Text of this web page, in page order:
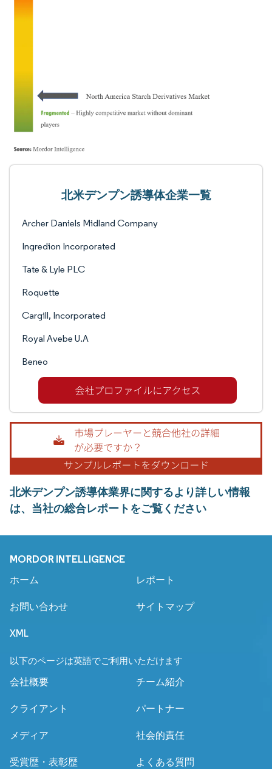
北米デンプン誘導体企業一覧
Archer Daniels Midland Company
Ingredion Incorporated
Tate & Lyle PLC
Roquette
Cargill, Incorporated
Royal Avebe U.A
Beneo
北米デンプン誘導体業界に関するより詳しい情報
は、当社の総合レポートをご覧ください
MORDOR INTELLIGENCE
ホーム レポート
お問い合わせ サイトマップ
XML
以下のページは英語でご利用いただけます
会社概要 チーム紹介
クライアント パートナー
メディア 社会的責任
受賞歴・表彰歴 よくある質問